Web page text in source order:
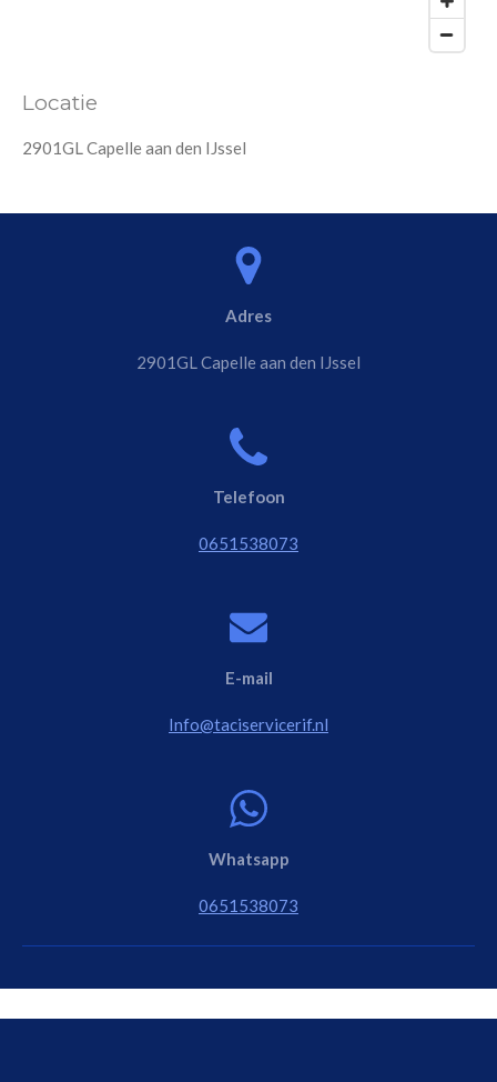
Locatie
2901GL Capelle aan den IJssel
Adres
2901GL Capelle aan den IJssel
Telefoon
0651538073
E-mail
Info@taciservicerif.nl
Whatsapp
0651538073